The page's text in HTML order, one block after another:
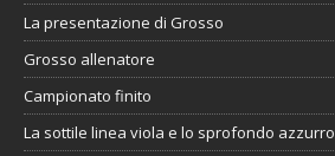
La presentazione di Grosso
Grosso allenatore
Campionato finito
La sottile linea viola e lo sprofondo azzurro